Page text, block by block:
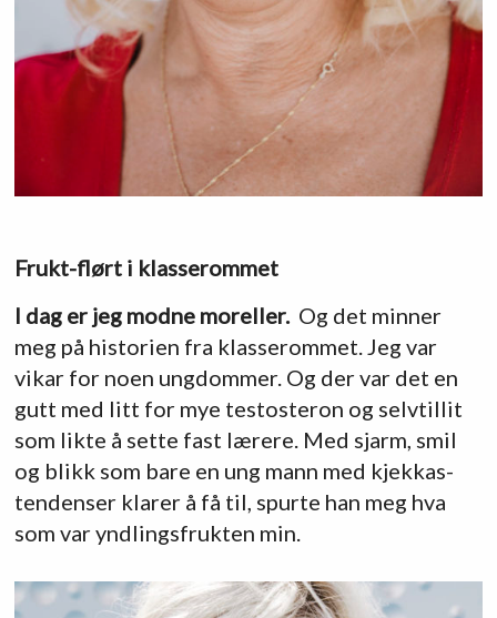
Frukt-flørt i klasserommet
I dag er jeg modne moreller.Og det minner
meg på historien fra klasserommet. Jeg var
vikar for noen ungdommer. Og der var det en
gutt med litt for mye testosteron og selvtillit
som likte å sette fast lærere. Med sjarm, smil
og blikk som bare en ung mann med kjekkas-
tendenser klarer å få til, spurte han meg hva
som var yndlingsfrukten min.